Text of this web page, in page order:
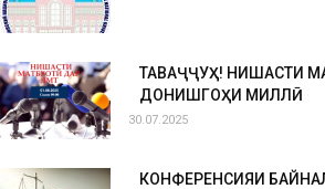
ТАВАҶҶУҲ! НИШАСТИ
ДОНИШГОҲИ МИЛЛӢ
30.07.2025
КОНФЕРЕНСИЯИ